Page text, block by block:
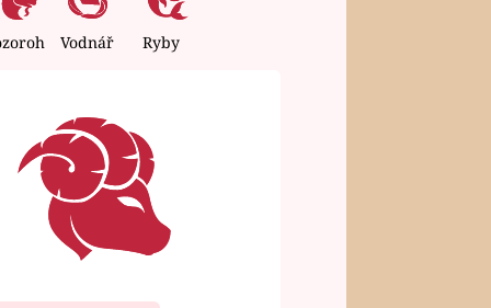
Vodnář Ryby